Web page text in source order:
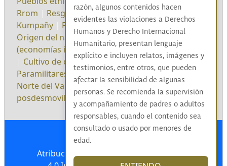
Rrom
Resguardo indígena|Kumpania|
Kumpañy
FARC-EP|Origen de las FARC-EP|
Origen del narcotráfico |Narcotráfico
(economías ilegales)|Pijao|Pueblo Nasa|
Cultivo de coca|Extorsión|
Paramilitares/Grupos de autodefensa| Cartel del
Norte del Valle |Megaproyectos|Grupos
posdesmovilización|
Atribución-NoComercial-CompartirIgual
razón, algunos contenidos hacen
evidentes las violaciones a Derechos
Humanos y Derecho Internacional
Humanitario, presentan lenguaje
explícito e incluyen relatos, imágenes y
testimonios, entre otros, que pueden
afectar la sensibilidad de algunas
personas. Se recomienda la supervisión
y acompañamiento de padres o adultos
responsables, cuando el contenido sea
consultado o usado por menores de
edad.